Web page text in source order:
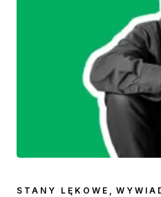
STANY LĘKOWE ,